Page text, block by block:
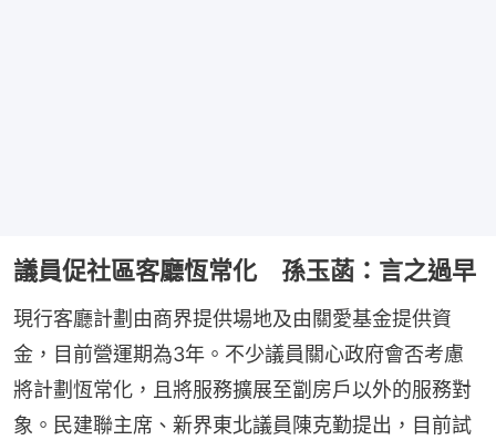
議員促社區客廳恆常化 孫玉菡：言之過早
現行客廳計劃由商界提供場地及由關愛基金提供資
金，目前營運期為3年。不少議員關心政府會否考慮
將計劃恆常化，且將服務擴展至劏房戶以外的服務對
象。民建聯主席、新界東北議員陳克勤提出，目前試